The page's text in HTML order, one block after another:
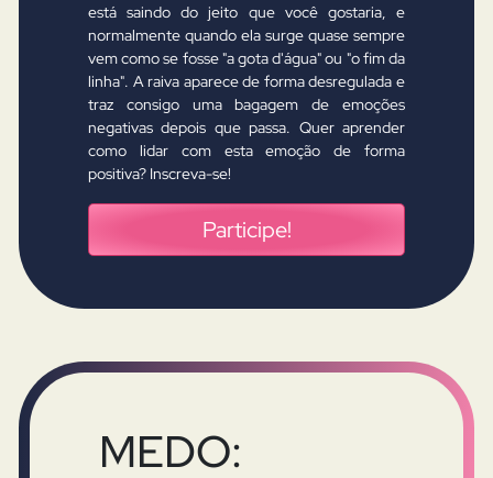
está saindo do jeito que você gostaria, e
normalmente quando ela surge quase sempre
vem como se fosse "a gota d'água" ou "o fim da
linha". A raiva aparece de forma desregulada e
traz consigo uma bagagem de emoções
negativas depois que passa. Quer aprender
como lidar com esta emoção de forma
positiva? Inscreva-se!
Participe!
MEDO: